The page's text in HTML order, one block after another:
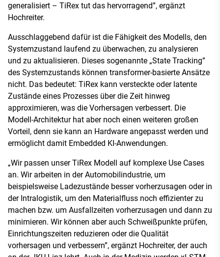
generalisiert – TiRex tut das hervorragend”, ergänzt
Hochreiter.
Ausschlaggebend dafür ist die Fähigkeit des Modells, den
Systemzustand laufend zu überwachen, zu analysieren
und zu aktualisieren. Dieses sogenannte „State Tracking”
des Systemzustands können transformer-basierte Ansätze
nicht. Das bedeutet: TiRex kann versteckte oder latente
Zustände eines Prozesses über die Zeit hinweg
approximieren, was die Vorhersagen verbessert. Die
Modell-Architektur hat aber noch einen weiteren großen
Vorteil, denn sie kann an Hardware angepasst werden und
ermöglicht damit Embedded KI-Anwendungen.
„Wir passen unser TiRex Modell auf komplexe Use Cases
an. Wir arbeiten in der Automobilindustrie, um
beispielsweise Ladezustände besser vorherzusagen oder in
der Intralogistik, um den Materialfluss noch effizienter zu
machen bzw. um Ausfallzeiten vorherzusagen und dann zu
minimieren. Wir können aber auch Schweißpunkte prüfen,
Einrichtungszeiten reduzieren oder die Qualität
vorhersagen und verbessern”, ergänzt Hochreiter, der auch